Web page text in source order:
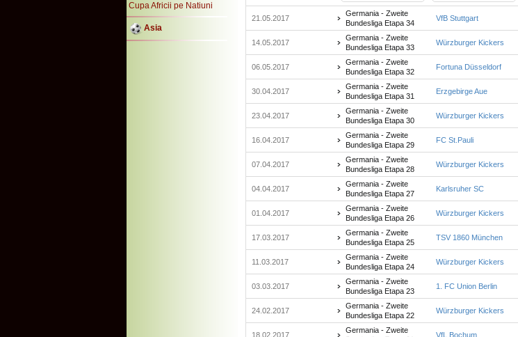
Cupa Africii pe Natiuni
Asia
21.05.2017
Germania - Zweite
Bundesliga Etapa 34
VfB Stuttgart
14.05.2017
Germania - Zweite
Bundesliga Etapa 33
Würzburger Kickers
06.05.2017
Germania - Zweite
Bundesliga Etapa 32
Fortuna Düsseldorf
30.04.2017
Germania - Zweite
Bundesliga Etapa 31
Erzgebirge Aue
23.04.2017
Germania - Zweite
Bundesliga Etapa 30
Würzburger Kickers
16.04.2017
Germania - Zweite
Bundesliga Etapa 29
FC St.Pauli
07.04.2017
Germania - Zweite
Bundesliga Etapa 28
Würzburger Kickers
04.04.2017
Germania - Zweite
Bundesliga Etapa 27
Karlsruher SC
01.04.2017
Germania - Zweite
Bundesliga Etapa 26
Würzburger Kickers
17.03.2017
Germania - Zweite
Bundesliga Etapa 25
TSV 1860 München
11.03.2017
Germania - Zweite
Bundesliga Etapa 24
Würzburger Kickers
03.03.2017
Germania - Zweite
Bundesliga Etapa 23
1. FC Union Berlin
24.02.2017
Germania - Zweite
Bundesliga Etapa 22
Würzburger Kickers
18.02.2017
Germania - Zweite
VfL Bochum